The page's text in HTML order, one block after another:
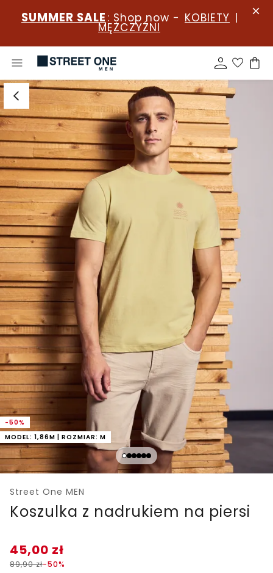
SUMMER SALE : Shop now - KOBIETY |
MĘŻCZYŹNI
-50%
MODEL: 1,86M | ROZMIAR: M
Street One MEN
Koszulka z nadrukiem na piersi
45,00 zł
89,90zł-50%